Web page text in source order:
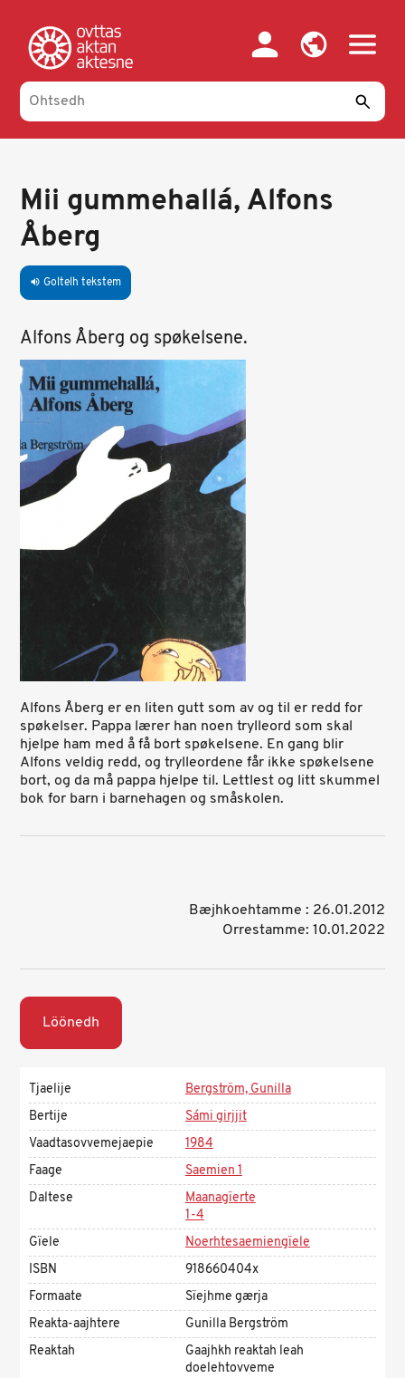
main
content
Mii gummehallá, Alfons
Åberg
volume_up Goltelh tekstem
Alfons Åberg og spøkelsene.
Alfons Åberg er en liten gutt som av og til er redd for
spøkelser. Pappa lærer han noen trylleord som skal
hjelpe ham med å få bort spøkelsene. En gang blir
Alfons veldig redd, og trylleordene får ikke spøkelsene
bort, og da må pappa hjelpe til. Lettlest og litt skummel
bok for barn i barnehagen og småskolen.
Bæjhkoehtamme : 26.01.2012
Orrestamme: 10.01.2022
Löönedh
Tjaelije
Bergström, Gunilla
Bertije
Sámi girjjit
Vaadtasovvemejaepie
1984
Faage
Saemien 1
Daltese
Maanagïerte
1-4
Gïele
Noerhtesaemiengïele
ISBN
918660404x
Formaate
Sïejhme gærja
Reakta-aajhtere
Gunilla Bergström
Reaktah
Gaajhkh reaktah leah
doelehtovveme